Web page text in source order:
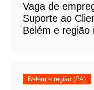
Vaga de
Suporte ao
Belém e
Belém e região (PA)